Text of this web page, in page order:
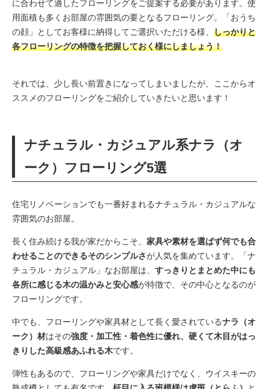
に合わせて適したフローリングをご提案する必要があります。使
用面積も多くお部屋の雰囲気の要となるフローリング。「おうち
の顔」としてお客様に納得してご選択いただける様、 しっかりと
各フローリングの特徴を把握しておく様にしましょう！
それでは、少し長い前置きになってしまいましたが、ここからオ
ススメのフローリングをご紹介していきたいと思います！
ナチュラル・カジュアル系ナラ（オ
ーク）フローリング5選
住宅リノベーションでも一番好まれるナチュラル・カジュアルな
雰囲気のお部屋。
長く住み続ける我が家だからこそ、 家具や素材を選ばず何でも合
わせることのできるそのシンプルさが人気を集めています。「ナ
チュラル・カジュアル」なお部屋は、 すっきりとまとめた中にも
各所に感じる木の温かみと安心感が特徴で、その中心となるのが
フローリングです。
中でも、フローリングや家具材として長く愛されているナラ（オ
ーク）材はその強度・加工性・着色性に優れ、硬くて木目がはっ
きりした高級感あふれる木です。
弾性もあるので、フローリングや家具だけでなく、ウイスキーの